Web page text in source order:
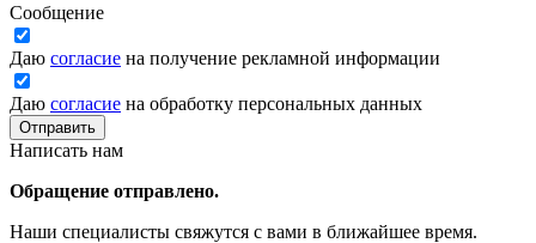
Сообщение
Даю согласие на получение рекламной информации
Даю согласие на обработку персональных данных
Отправить
Написать нам
Обращение отправлено.
Наши специалисты свяжутся с вами в ближайшее время.